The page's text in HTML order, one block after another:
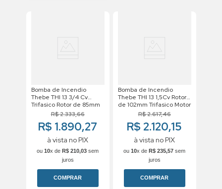
Bomba de Incendio
Thebe THI 13 3/4 Cv
Trifasico Rotor de 85mm
R$2.333,66
R$ 1.890,27
à vista no PIX
ou 10x de R$ 210,03 sem
juros
COMPRAR
Bomba de Incendio
Thebe THI 13 1,5Cv Rotor
de 102mm Trifasico Motor
Weg 220/380V
R$2.617,46
R$ 2.120,15
à vista no PIX
ou 10x de R$ 235,57 sem
juros
COMPRAR